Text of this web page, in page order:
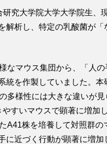
究大学院大学大学院生、
解析し、特定の乳酸菌が
マウス集団から、「人
統を作製していました。
多様性には大きな違いが
すいマウスで顕著に増加
A41株を培養して対照群
に近づく行動が顕著に増加